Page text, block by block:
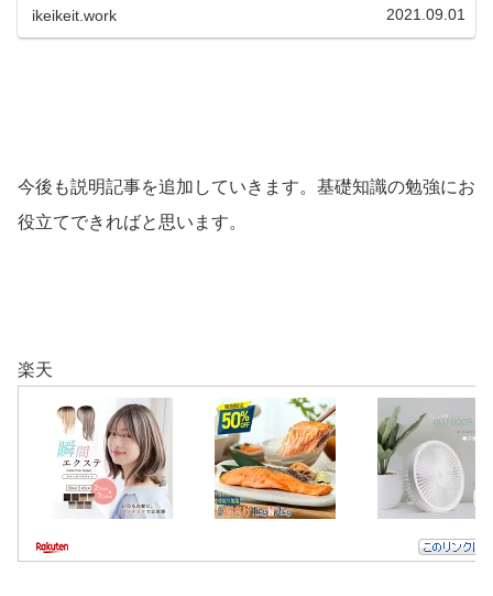
たいときに利用することで、印象を強くすることができま
ikeikeit.work 2021.09.01
今後も説明記事を追加していきます。基礎知識の勉強にお
役立てできればと思います。
楽天